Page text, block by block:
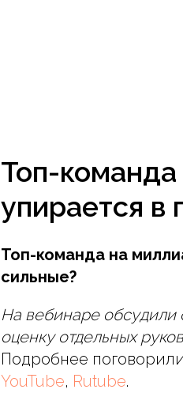
Топ-
упирается в
Топ-команда на
сильные?
На вебинаре обсудили
оценку отдельных
Подробнее
YouTube, Rutube.